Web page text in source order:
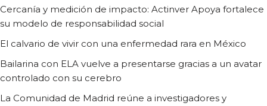
Cercanía y medición de impacto: Actinver Apoya fortalece
su modelo de responsabilidad social
El calvario de vivir con una enfermedad rara en México
Bailarina con ELA vuelve a presentarse gracias a un avatar
controlado con su cerebro
La Comunidad de Madrid reúne a investigadores y